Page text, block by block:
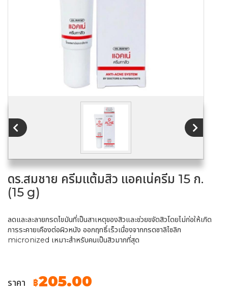
ดร.สมชาย ครีมแต้มสิว แอคเน่ครีม 15 ก.
(15 g)
ลดและละลายกรดไขมันที่เป็นสาเหตุของสิวและช่วยขจัดสิวโดยไม่ก่อให้เกิด
การระคายเคืองต่อผิวหนัง ออกฤทธิ์เร็วเนื่องจากกรดซาลิไซลิก
micronized เหมาะสำหรับคนเป็นสิวมากที่สุด
ราคา ฿205.00